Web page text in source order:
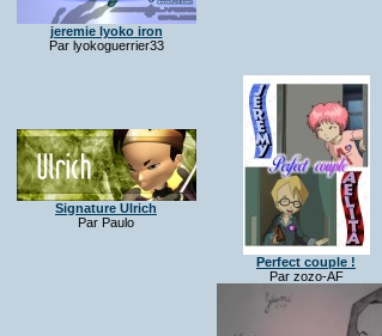
jeremie lyoko iron
Par lyokoguerrier33
Signature Ulrich
Par Paulo
Perfect couple !
Par zozo-AF